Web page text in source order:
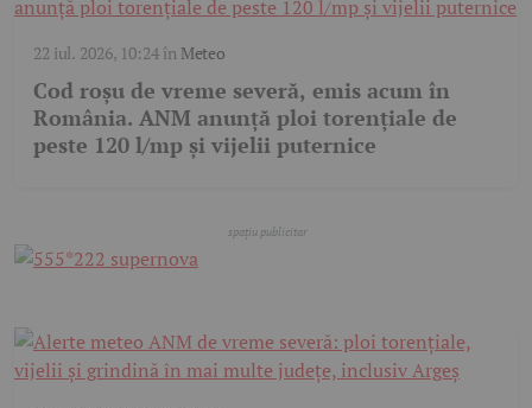
22 iul. 2026, 10:24în Meteo
Cod roșu de vreme severă, emis acum în
România. ANM anunță ploi torențiale de
peste 120 l/mp și vijelii puternice